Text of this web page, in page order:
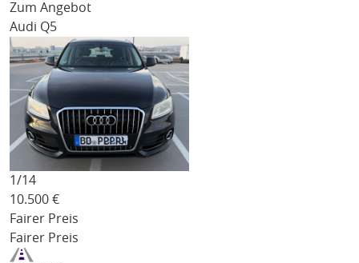
Zum Angebot
Audi Q5
1/14
10.500 €
Fairer Preis
Fairer Preis